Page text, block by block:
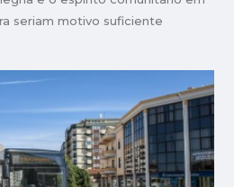
seriam motivo suficiente